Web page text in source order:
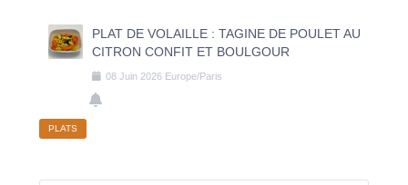
PLAT DE VOLAILLE : TAGINE DE POULET AU
CITRON CONFIT ET BOULGOUR
08 Juin 2026 Europe/Paris
PLATS